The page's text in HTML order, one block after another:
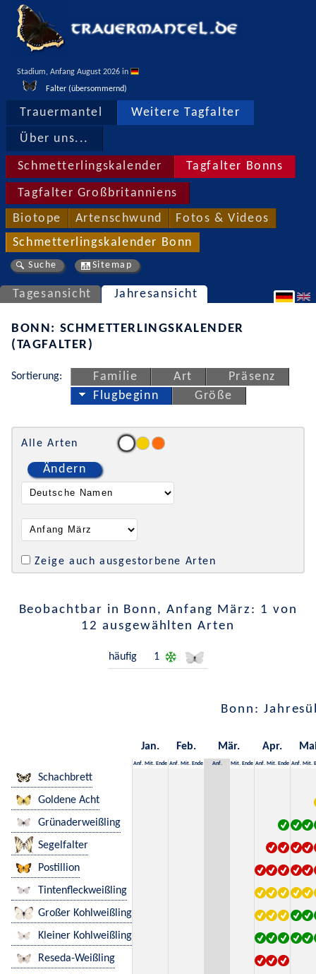
Stadium, Anfang August 2026 in
Falter (übersommernd)
Trauermantel Weitere Tagfalter
Über uns...
Schmetterlingskalender Tagfalter Bonns
Tagfalter Großbritanniens
Biotope Artenschwund Fotos & Videos
Schmetterlingskalender Bonn
Suche Sitemap
Tagesansicht Jahresansicht
BONN: SCHMETTERLINGSKALENDER
(TAGFALTER)
Sortierung: Familie Art
Präsenz
Flugbeginn
Größe
Alle Arten
Ändern
Zeige auch ausgestorbene Arten
Beobachtbar in Bonn, Anfang März: 1 von
12 ausgewählten Arten
häufig 1
Bonn:
Jan. Feb. Mär. Apr.
Anf. Mit. Ende Anf. Mit. Ende Anf. Mit. Ende Anf. Mit. Ende Anf. Mit.
Schachbrett
Goldene Acht
Grünaderweißling
Segelfalter
Postillion
Tintenfleckweißling
Großer Kohlweißling
Kleiner Kohlweißling
Reseda-Weißling